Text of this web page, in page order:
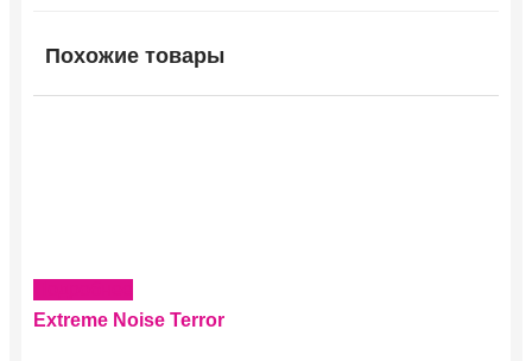
Похожие товары
Extreme Noise Terror